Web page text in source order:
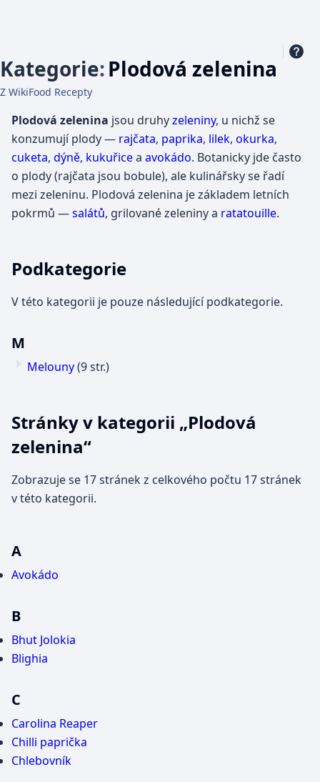
Kategorie:Plodová zelenina
Z WikiFood Recepty
Plodová zelenina jsou druhyzeleniny, u nichž se
konzumují plody — rajčata, paprika, lilek, okurka,
cuketa, dýně, kukuřicea avokádo. Botanicky jde často
o plody (rajčata jsou bobule), ale kulinářsky se řadí
mezi zeleninu. Plodová zelenina je základem letních
pokrmů —salátů, grilované zeleniny a ratatouille.
Podkategorie
V této kategorii je pouze následující podkategorie.
M
Melouny(9 str.)
Stránky v kategorii „Plodová
zelenina“
Zobrazuje se 17 stránek z celkového počtu 17 stránek
v této kategorii.
A
Avokádo
B
Bhut Jolokia
Blighia
C
Carolina Reaper
Chilli paprička
Chlebovník